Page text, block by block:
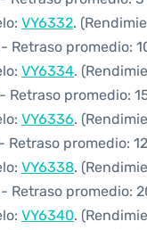
VY6332.
Retraso promedio:
VY6334.
Retraso promedio:
VY6336.
Retraso promedio:
VY6338.
Retraso promedio:
VY6340.